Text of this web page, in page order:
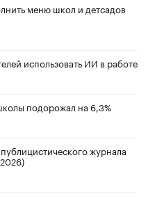
меню школ и детсадов
использовать ИИ в работе
подорожал на 6,3%
журнала